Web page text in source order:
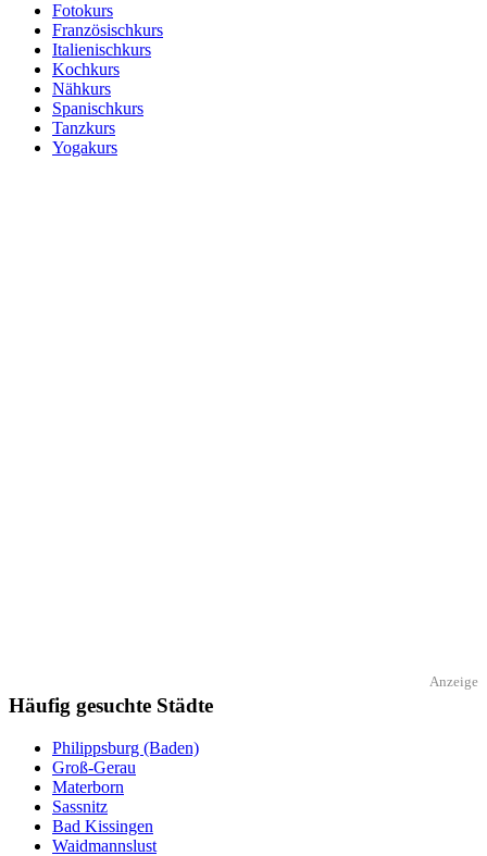
Fotokurs
Französischkurs
Italienischkurs
Kochkurs
Nähkurs
Spanischkurs
Tanzkurs
Yogakurs
Anzeige
Häufig gesuchte Städte
Philippsburg (Baden)
Groß-Gerau
Materborn
Sassnitz
Bad Kissingen
Waidmannslust